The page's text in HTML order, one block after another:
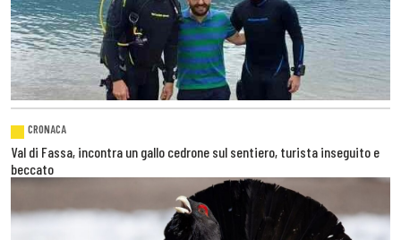
CRONACA
Val di Fassa, incontra un gallo cedrone sul sentiero, turista inseguito e
beccato